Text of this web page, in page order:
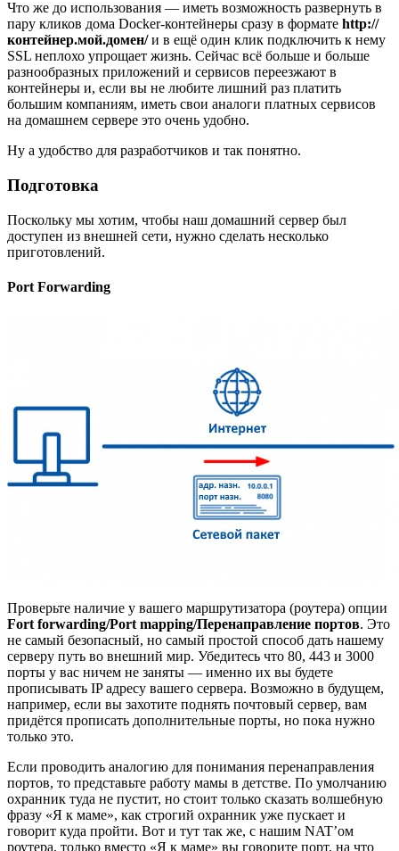
Что же до использования — иметь возможность развернуть в
пару кликов дома Docker-контейнеры сразу в формате http://
контейнер.мой.домен/и в ещё один клик подключить к нему
SSL неплохо упрощает жизнь. Сейчас всё больше и больше
разнообразных приложений и сервисов переезжают в
контейнеры и, если вы не любите лишний раз платить
большим компаниям, иметь свои аналоги платных сервисов
на домашнем сервере это очень удобно.
Ну а удобство для разработчиков и так понятно.
Подготовка
Поскольку мы хотим, чтобы наш домашний сервер был
доступен из внешней сети, нужно сделать несколько
приготовлений.
Port Forwarding
Проверьте наличие у вашего маршрутизатора (роутера) опции
Fort forwarding/Port mapping/Перенаправление портов. Это
не самый безопасный, но самый простой способ дать нашему
серверу путь во внешний мир. Убедитесь что 80, 443 и 3000
порты у вас ничем не заняты — именно их вы будете
прописывать IP адресу вашего сервера. Возможно в будущем,
например, если вы захотите поднять почтовый сервер, вам
придётся прописать дополнительные порты, но пока нужно
только это.
Если проводить аналогию для понимания перенаправления
портов, то представьте работу мамы в детстве. По умолчанию
охранник туда не пустит, но стоит только сказать волшебную
фразу «Я к маме», как строгий охранник уже пускает и
говорит куда пройти. Вот и тут так же, с нашим NAT’ом
роутера, только вместо «Я к маме» вы говорите порт, на что